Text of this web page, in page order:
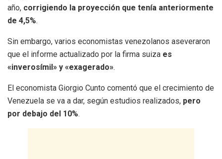
año, corrigiendo la proyección que tenía anteriormente
de 4,5%.
Sin embargo, varios economistas venezolanos aseveraron
que el informe actualizado por la firma suiza es
«inverosímil» y «exagerado».
El economista Giorgio Cunto comentó que el crecimiento de
Venezuela se va a dar, según estudios realizados, pero
por debajo del 10%.